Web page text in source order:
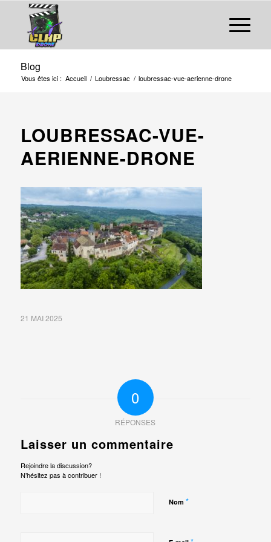
Blog
Vous êtes ici : Accueil / Loubressac / loubressac-vue-aerienne-drone
LOUBRESSAC-VUE-
AERIENNE-DRONE
21 MAI 2025
0
RÉPONSES
Laisser un commentaire
Rejoindre la discussion?
N’hésitez pas à contribuer !
Nom *